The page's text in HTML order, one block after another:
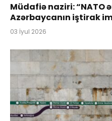
Müdafiə naziri: “NATO
Azərbaycanın iştirak
03 İyul 2026